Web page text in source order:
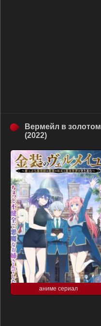
Вермейл в золотом
(2022)
аниме сериал